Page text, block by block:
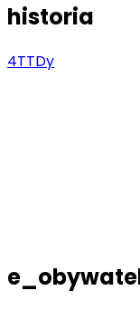
historia
4TTDy